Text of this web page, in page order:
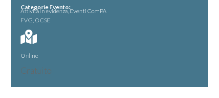
Categorie Evento:
Attività in evidenza,Eventi ComPA
FVG OCSE
Online
Gratuito